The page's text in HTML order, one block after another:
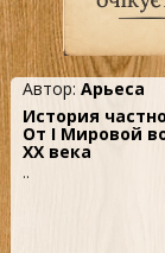
Автор: Арьеса
История
От I Мировой
XX века
..